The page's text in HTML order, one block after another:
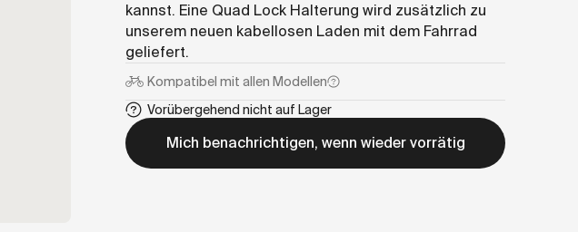
kannst. Eine Quad Lock Halterung wird zusätzlich zu
unserem neuen kabellosen Laden mit dem Fahrrad
geliefert.
Kompatibel mitallen Modellen
Vorübergehend nicht auf Lager
Mich benachrichtigen, wenn wieder vorrätig